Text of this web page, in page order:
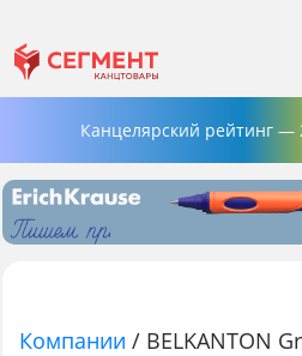
Канцелярский рейтинг —
Компании / BELKANTON